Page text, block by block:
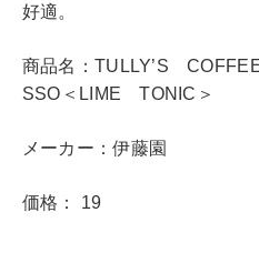
好適。
商品名：TULLY’S
SSO＜LIME TONIC＞
メーカー：伊藤園
価格： 19